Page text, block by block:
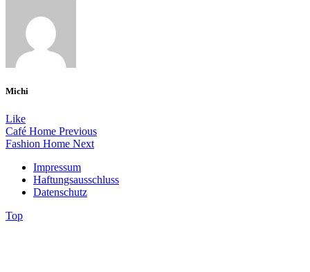
Michi
Like
Café Home Previous
Fashion Home Next
Impressum
Haftungsausschluss
Datenschutz
Top